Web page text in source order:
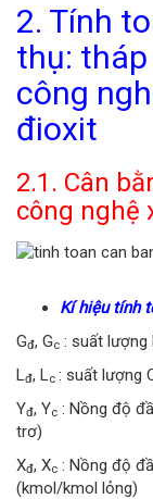
2. Tính
thụ:
công
đioxit
2.1. Cân
công nghệ
Kí hiệu tính
Gđ, Gc : suất lượng
L đ, L c : suất lượng
Yđ, Yc : Nồng độ
trơ)
Xđ, Xc : Nồng độ
(kmol/kmol lỏng)